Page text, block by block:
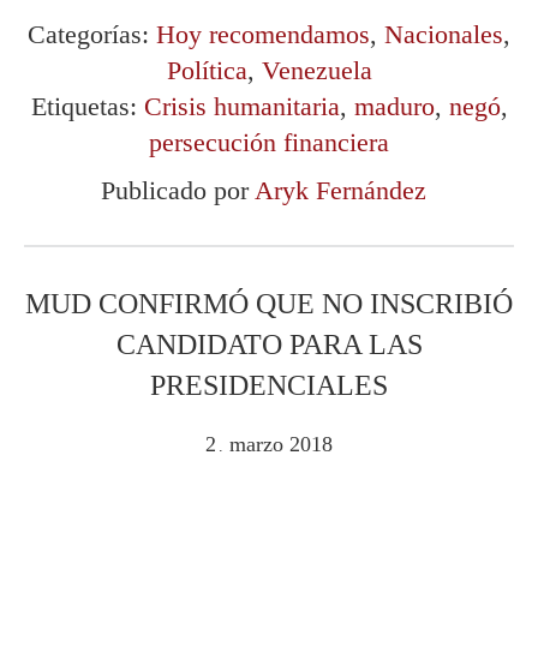
Categorías: Hoy recomendamos, Nacionales,
Política, Venezuela
Etiquetas: Crisis humanitaria, maduro, negó,
persecución financiera
Publicado porAryk Fernández
MUD CONFIRMÓ QUE NO INSCRIBIÓ
CANDIDATO PARA LAS
PRESIDENCIALES
2 . marzo 2018